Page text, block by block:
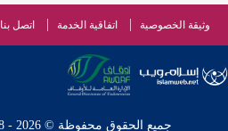
وثيقة الخصوصية اتفاقية الخدمة اتصل بنا
جميع الحقوق محفوظة © 2026 - 1998 لشبكة إسلام ويب